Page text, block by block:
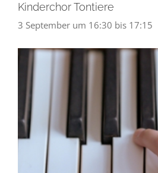
Kinderchor Tontiere
3 September um 16:30 bis 17:15